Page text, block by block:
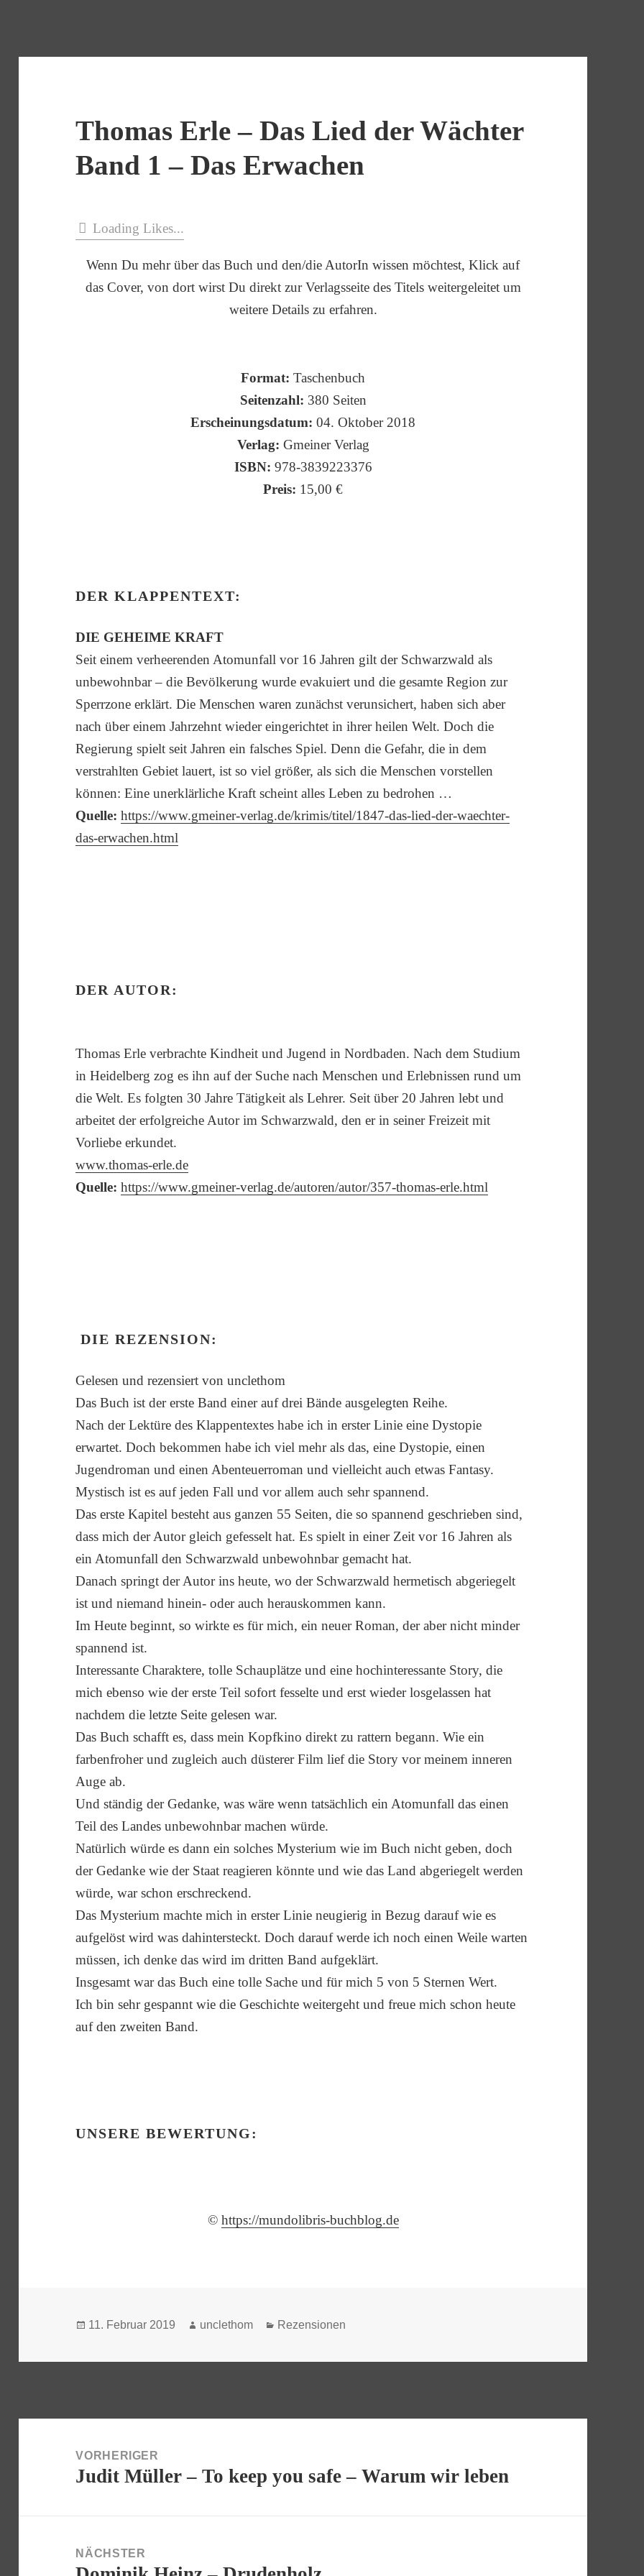
Thomas Erle – Das Lied der Wächter
Band 1 – Das Erwachen
Loading Likes...
Wenn Du mehr über das Buch und den/die AutorIn wissen möchtest, Klick auf
das Cover, von dort wirst Du direkt zur Verlagsseite des Titels weitergeleitet um
weitere Details zu erfahren.
Format:Taschenbuch
Seitenzahl: 380 Seiten
Erscheinungsdatum: 04. Oktober 2018
Verlag: Gmeiner Verlag
ISBN: 978-3839223376
Preis: 15,00 €
DER KLAPPENTEXT:
DIE GEHEIME KRAFT
Seit einem verheerenden Atomunfall vor 16 Jahren gilt der Schwarzwald als
unbewohnbar – die Bevölkerung wurde evakuiert und die gesamte Region zur
Sperrzone erklärt. Die Menschen waren zunächst verunsichert, haben sich aber
nach über einem Jahrzehnt wieder eingerichtet in ihrer heilen Welt. Doch die
Regierung spielt seit Jahren ein falsches Spiel. Denn die Gefahr, die in dem
verstrahlten Gebiet lauert, ist so viel größer, als sich die Menschen vorstellen
können: Eine unerklärliche Kraft scheint alles Leben zu bedrohen …
Quelle: https://www.gmeiner-verlag.de/krimis/titel/1847-das-lied-der-waechter-
das-erwachen.html
DER AUTOR:
Thomas Erle verbrachte Kindheit und Jugend in Nordbaden. Nach dem Studium
in Heidelberg zog es ihn auf der Suche nach Menschen und Erlebnissen rund um
die Welt. Es folgten 30 Jahre Tätigkeit als Lehrer. Seit über 20 Jahren lebt und
arbeitet der erfolgreiche Autor im Schwarzwald, den er in seiner Freizeit mit
Vorliebe erkundet.
www.thomas-erle.de
Quelle: https://www.gmeiner-verlag.de/autoren/autor/357-thomas-erle.html
DIE REZENSION:
Gelesen und rezensiert von unclethom
Das Buch ist der erste Band einer auf drei Bände ausgelegten Reihe.
Nach der Lektüre des Klappentextes habe ich in erster Linie eine Dystopie
erwartet. Doch bekommen habe ich viel mehr als das, eine Dystopie, einen
Jugendroman und einen Abenteuerroman und vielleicht auch etwas Fantasy.
Mystisch ist es auf jeden Fall und vor allem auch sehr spannend.
Das erste Kapitel besteht aus ganzen 55 Seiten, die so spannend geschrieben sind,
dass mich der Autor gleich gefesselt hat. Es spielt in einer Zeit vor 16 Jahren als
ein Atomunfall den Schwarzwald unbewohnbar gemacht hat.
Danach springt der Autor ins heute, wo der Schwarzwald hermetisch abgeriegelt
ist und niemand hinein- oder auch herauskommen kann.
Im Heute beginnt, so wirkte es für mich, ein neuer Roman, der aber nicht minder
spannend ist.
Interessante Charaktere, tolle Schauplätze und eine hochinteressante Story, die
mich ebenso wie der erste Teil sofort fesselte und erst wieder losgelassen hat
nachdem die letzte Seite gelesen war.
Das Buch schafft es, dass mein Kopfkino direkt zu rattern begann. Wie ein
farbenfroher und zugleich auch düsterer Film lief die Story vor meinem inneren
Auge ab.
Und ständig der Gedanke, was wäre wenn tatsächlich ein Atomunfall das einen
Teil des Landes unbewohnbar machen würde.
Natürlich würde es dann ein solches Mysterium wie im Buch nicht geben, doch
der Gedanke wie der Staat reagieren könnte und wie das Land abgeriegelt werden
würde, war schon erschreckend.
Das Mysterium machte mich in erster Linie neugierig in Bezug darauf wie es
aufgelöst wird was dahintersteckt. Doch darauf werde ich noch einen Weile warten
müssen, ich denke das wird im dritten Band aufgeklärt.
Insgesamt war das Buch eine tolle Sache und für mich 5 von 5 Sternen Wert.
Ich bin sehr gespannt wie die Geschichte weitergeht und freue mich schon heute
auf den zweiten Band.
UNSERE BEWERTUNG:
© https://mundolibris-buchblog.de
Veröffentlicht
11. Februar 2019 Autor
unclethom Kategorien
Rezensionen
VORHERIGER
Vorheriger
Judit Müller – To keep you safe – Warum wir leben
NÄCHSTER
Nächster